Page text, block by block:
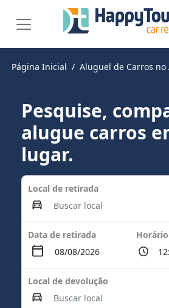
Página Inicial Aluguel de Carros
Pesquise,
alugue carros
lugar.
Local de retirada
Data de retirada Horário
Local de devolução